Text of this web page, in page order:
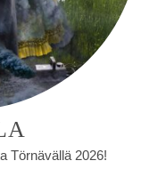
Törnävällä 2026!